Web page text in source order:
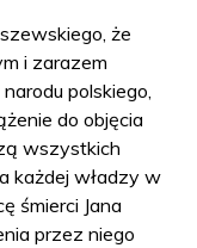
że
i zarazem
polskiego,
do objęcia
wszystkich
każdej władzy w
śmierci Jana
przez niego